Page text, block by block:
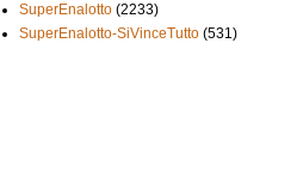
SuperEnalotto (2233)
SuperEnalotto-SiVinceTutto (531)